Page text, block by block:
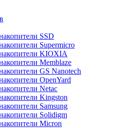
SSD
Supermicro
KIOXIA
Memblaze
GS Nanotech
OpenYard
Netac
Kingston
Samsung
Solidigm
Micron